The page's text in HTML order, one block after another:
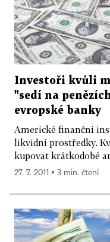
Investoři kvůli
"sedí na
evropské banky
Americké finanční
likvidní prostředky.
kupovat krátkodobé
27. 7. 2011 ▪ 3 min. čtení